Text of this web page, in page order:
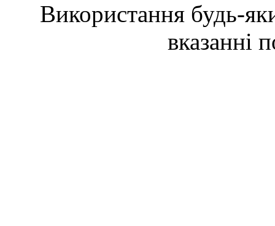
Використання будь-
вказанні